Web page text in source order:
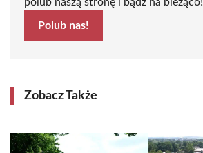
Polub nas!
Zobacz Także